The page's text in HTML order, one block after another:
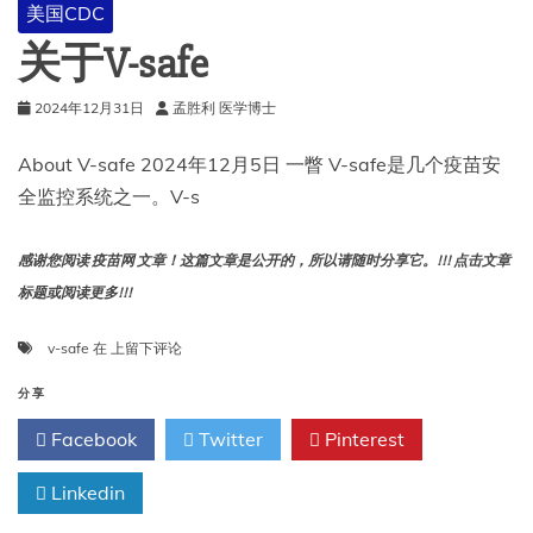
种
种
全
美国CDC
关于V-safe
2024年12月31日 孟胜利 医学博士
About V-safe 2024年12月5日 一瞥 V-safe是几个疫苗安
全监控系统之一。V-s
感谢您阅读 疫苗网 文章！这篇文章是公开的，所以请随时分享它。!!! 点击文章
标题或阅读更多!!!
v-safe 在 关
safe
上留下评论
分享
Facebook Twitter Pinterest
Linkedin